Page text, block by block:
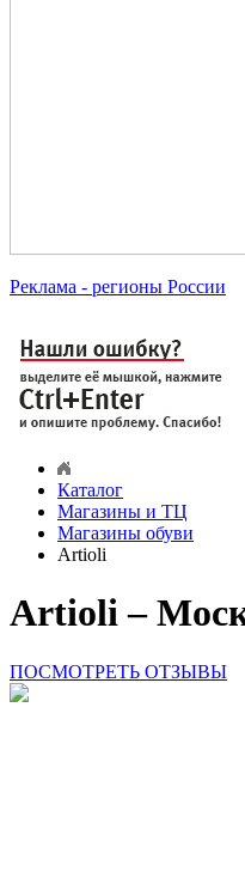
Реклама - регионы России
Каталог
Магазины и ТЦ
Магазины обуви
Artioli
Artioli –
ПОСМОТРЕТЬ ОТЗЫВЫ